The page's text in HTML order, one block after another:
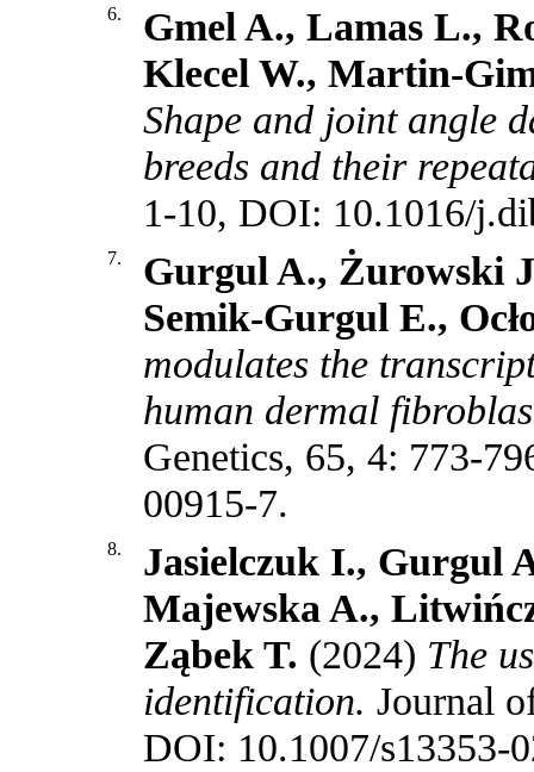
6.
Gmel A., Lamas L.,
Klecel W., Martin-
Shape and joint angle
breeds and their
1-10, DOI: 10.1016/
7.
Gurgul A., Żurowski
Semik-Gurgul E.,
modulates the
human dermal
Genetics, 65, 4: 773-
00915-7.
8.
Jasielczuk I., Gurgul
Majewska A.,
Ząbek T. (2024) The
identification. Journal
DOI: 10.1007/s13353-